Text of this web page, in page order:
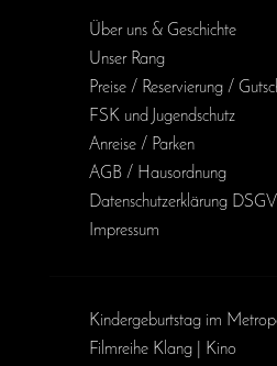
Über uns & Geschichte
Unser Rang
Preise / Reservierung /
FSK und Jugendschutz
Anreise / Parken
AGB / Haus­ordnung
Daten­schutz­erklärung
Impressum
Kinder­geburts­tag im
Filmreihe Klang | Kino